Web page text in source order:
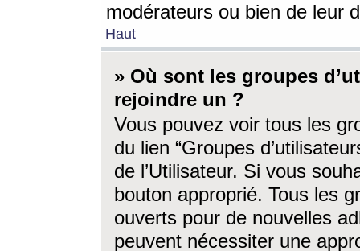
modérateurs ou bien de leur
Haut
» Où sont les groupes
rejoindre un ?
Vous pouvez voir tous les
du lien “Groupes
de l’Utilisateur. Si vous
bouton approprié. Tous les
ouverts pour de nouvelles
peuvent nécessiter une